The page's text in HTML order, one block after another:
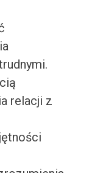
relacji z